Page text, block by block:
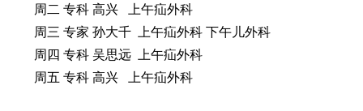
周二 专科 高兴 上午疝外科
周三 专家 孙大千 上午疝外科 下午儿外科
周四 专科 吴思远 上午疝外科
周五 专科 高兴 上午疝外科